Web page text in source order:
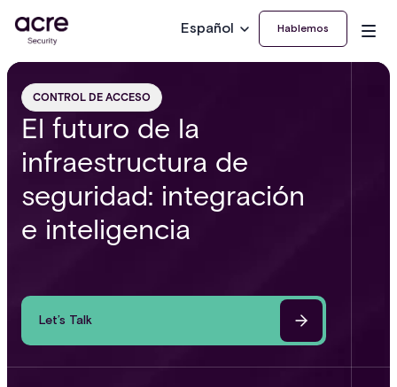
Español Hablemos
CONTROL DE ACCESO
El futuro de la
infraestructura de
seguridad: integración
e inteligencia
Let’s Talk